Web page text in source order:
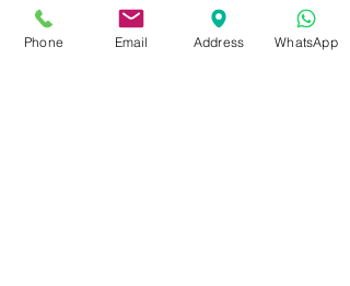
Phone Email Address WhatsApp